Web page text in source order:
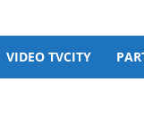
VIDEO TVCITY